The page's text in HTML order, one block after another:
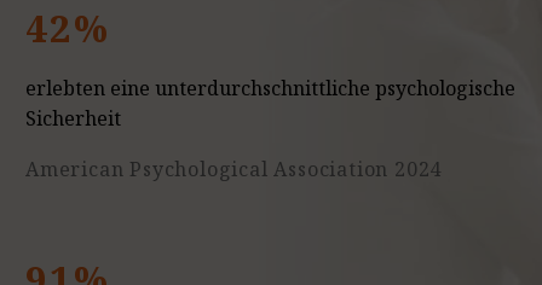
42%
erlebten eine unterdurchschnittliche psychologische
Sicherheit
American Psychological Association 2024